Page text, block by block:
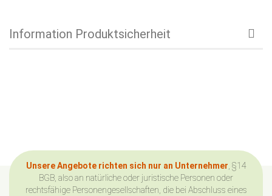
Information Produktsicherheit
Unsere Angebote richten sich nur an Unternehmer , §14
BGB, also an natürliche oder juristische Personen oder
rechtsfähige Personengesellschaften, die bei Abschluss eines